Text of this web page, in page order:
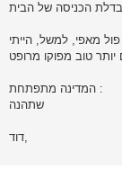
הכניסה של הבית
פול מאפי, למשל, הייתי
טוב מפוקו מרופט
המדינה מתפתחת :
שתהנה
דוד,